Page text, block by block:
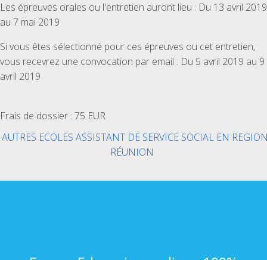
Les épreuves orales ou l'entretien auront lieu : Du 13 avril 2019
au 7 mai 2019
Si vous êtes sélectionné pour ces épreuves ou cet entretien,
vous recevrez une convocation par email : Du 5 avril 2019 au 9
avril 2019
Frais de dossier : 75 EUR
AUTRES ECOLES ASSISTANT DE SERVICE SOCIAL EN
RÉUNION